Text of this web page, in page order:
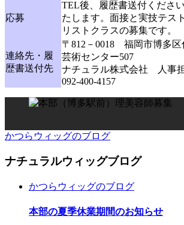
応募
TEL後、履歴書送付くださ
たします。面接と実技テス
リストクラスの募集です。
連絡先・履
歴書送付先
〒812－0018 福岡市博多
芸術センター507
ナチュラル株式会社 人事
092-400-4157
かつらウィッグのブログ
ナチュラルウィッグブログ
かつらウィッグのブログ
本部の夏季休業期間のお知らせ